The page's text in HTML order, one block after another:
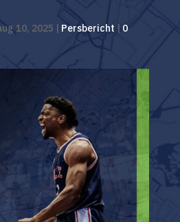
10, 2025 | Persbericht | 0